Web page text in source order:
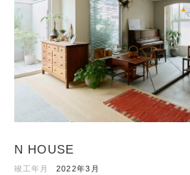
N HOUSE
竣工年月
2022年3月